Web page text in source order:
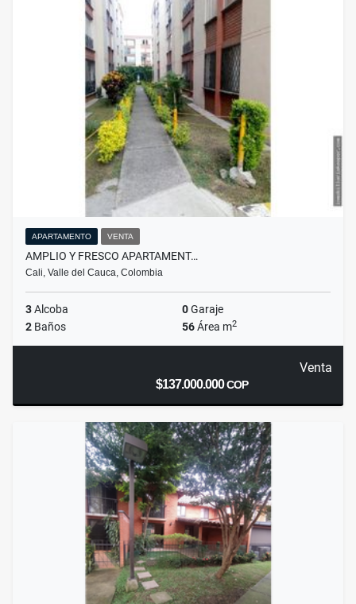
APARTAMENTO VENTA
AMPLIO Y FRESCO APARTAMENT…
Cali, Valle del Cauca, Colombia
3Alcoba 0Garaje
2 Baños 56Área m2
Venta
$137.000.000COP